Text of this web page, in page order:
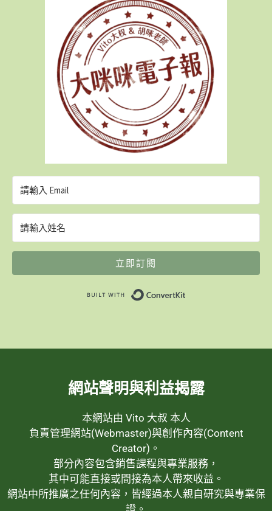
立即訂閱
網站聲明與利益揭露
本網站由 Vito 大叔 本人
負責管理網站(Webmaster)與創作內容(Content
Creator)。
部分內容包含銷售課程與專業服務，
其中可能直接或間接為本人帶來收益。
網站中所推廣之任何內容，皆經過本人親自研究與專業保